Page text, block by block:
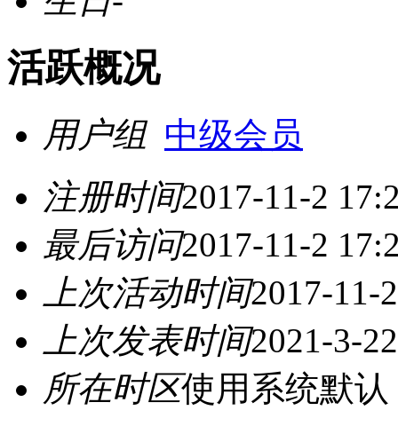
活跃概况
用户组 中级会员
注册时间2017-11-2
最后访问2017-11-2
上次活动时间2017-11-
上次发表时间2021-3-
所在时区使用系统默认